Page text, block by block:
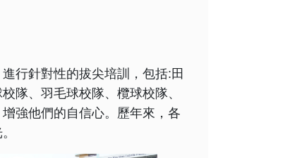
行針對性的拔尖培訓，包括:田
隊、羽毛球校隊、欖球校隊、
強他們的自信心。歷年來，各